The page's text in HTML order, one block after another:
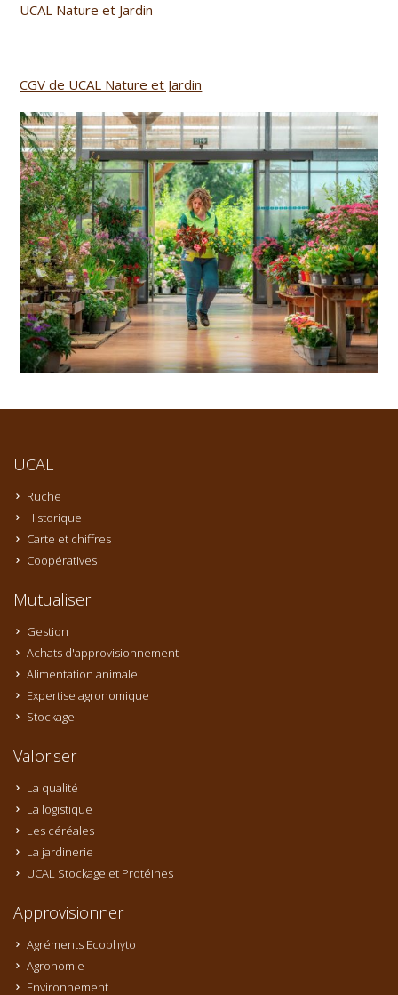
UCAL Nature et Jardin
CGV de UCAL Nature et Jardin
UCAL
Ruche
Historique
Carte et chiffres
Coopératives
Mutualiser
Gestion
Achats d'approvisionnement
Alimentation animale
Expertise agronomique
Stockage
Valoriser
La qualité
La logistique
Les céréales
La jardinerie
UCAL Stockage et Protéines
Approvisionner
Agréments Ecophyto
Agronomie
Environnement